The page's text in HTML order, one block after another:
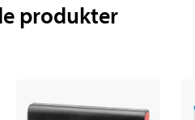
produkter